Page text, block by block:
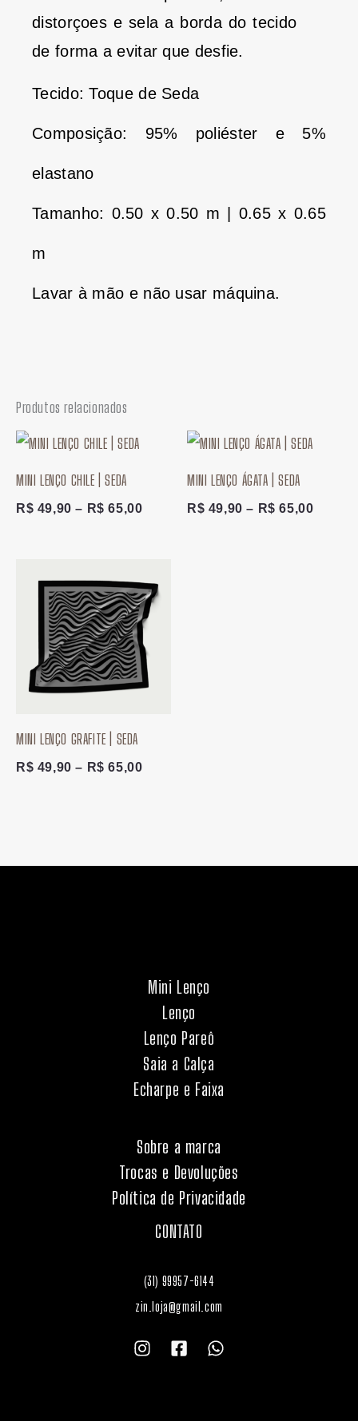
distorçoes e sela a borda do tecido
de forma a evitar que desfie.
Tecido: Toque de Seda
Composição: 95% poliéster e 5%
elastano
Tamanho: 0.50 x 0.50 m | 0.65 x 0.65
m
Lavar à mão e não usar máquina.
Produtos relacionados
MINI LENÇO CHILE | SEDA
R$ 49,90 – R$ 65,00
R$ 49,90
através
MINI LENÇO ÁGATA | SEDA
R$ 49,90 – R$ 65,00
MINI LENÇO GRAFITE | SEDA
R$ 49,90 – R$ 65,00
de
preço:
R$ 49,90
através
R$ 65,00
Mini Lenço
Lenço
Lenço Pareô
Saia a Calça
Echarpe e Faixa
Sobre a marca
Trocas e Devoluções
Política de Privacidade
CONTATO
(31) 99957-6144
zin.loja@gmail.com